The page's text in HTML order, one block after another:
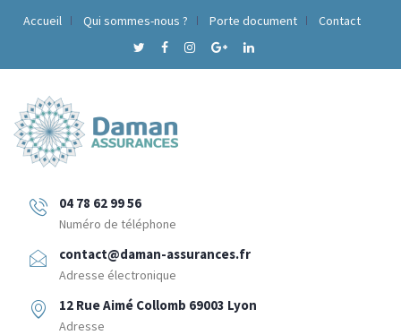
Accueil Qui sommes-nous ? Porte document Contact
04 78 62 99 56
Numéro de téléphone
contact@daman-assurances.fr
Adresse électronique
12 Rue Aimé Collomb 69003 Lyon
Adresse